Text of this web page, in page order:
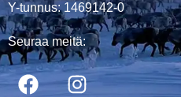
Y-tunnus: 1469142-0
Seuraa meitä: